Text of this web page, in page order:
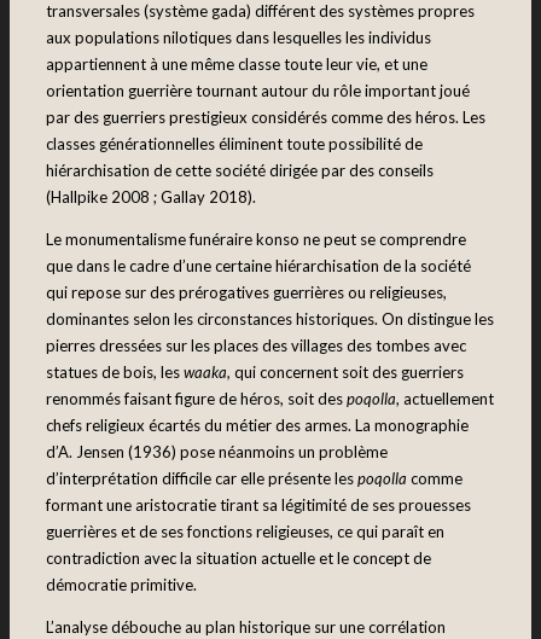
transversales (système gada) différent des systèmes propres
aux populations nilotiques dans lesquelles les individus
appartiennent à une même classe toute leur vie, et une
orientation guerrière tournant autour du rôle important joué
par des guerriers prestigieux considérés comme des héros. Les
classes générationnelles éliminent toute possibilité de
hiérarchisation de cette société dirigée par des conseils
(Hallpike 2008 ; Gallay 2018).
Le monumentalisme funéraire konso ne peut se comprendre
que dans le cadre d’une certaine hiérarchisation de la société
qui repose sur des prérogatives guerrières ou religieuses,
dominantes selon les circonstances historiques. On distingue les
pierres dressées sur les places des villages des tombes avec
statues de bois, leswaaka, qui concernent soit des guerriers
renommés faisant figure de héros, soit despoqolla, actuellement
chefs religieux écartés du métier des armes. La monographie
d’A. Jensen (1936) pose néanmoins un problème
d’interprétation difficile car elle présente lespoqolla comme
formant une aristocratie tirant sa légitimité de ses prouesses
guerrières et de ses fonctions religieuses, ce qui paraît en
contradiction avec la situation actuelle et le concept de
démocratie primitive.
L’analyse débouche au plan historique sur une corrélation